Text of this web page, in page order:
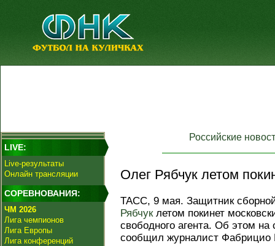
LIVE:
Live-результаты
Онлайн трансляции
СОРЕВНОВАНИЯ:
ЧМ 2026
Лига чемпионов
Лига Европы
Лига конференций
Российские
Олег Рябчук летом
ТАСС, 9 мая. Защитник
Рябчуклетом покинет
свободного агента. Об этом на
сообщил журналист Фабрицио